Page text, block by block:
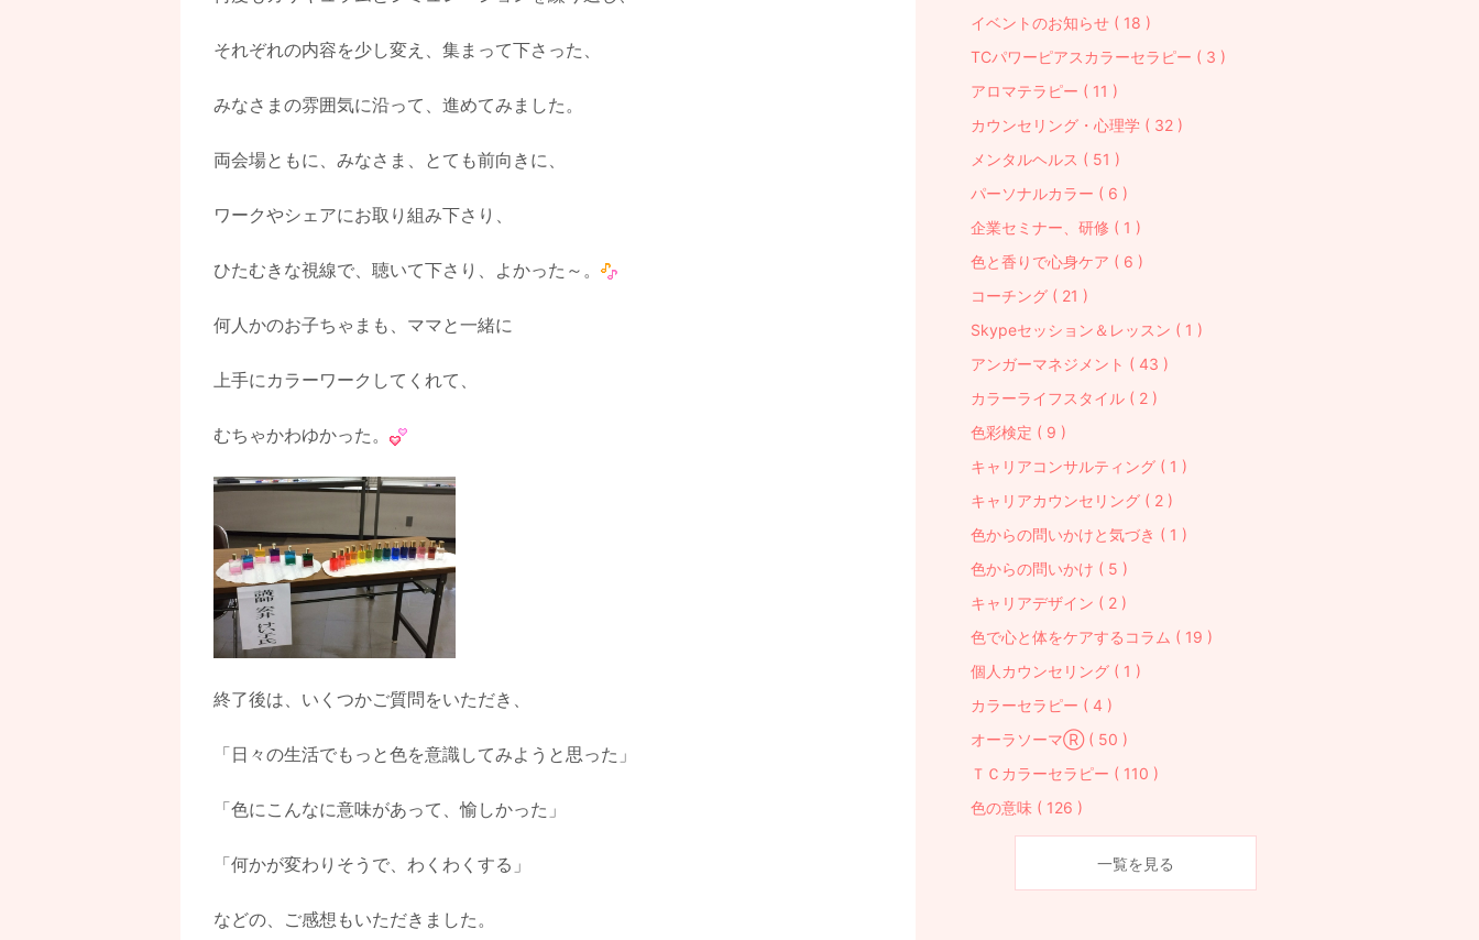
それぞれの内容を少し変え、集まって下さった、
みなさまの雰囲気に沿って、進めてみました。
両会場ともに、みなさま、とても前向きに、
ワークやシェアにお取り組み下さり、
ひたむきな視線で、聴いて下さり、よかった～。
何人かのお子ちゃまも、ママと一緒に
上手にカラーワークしてくれて、
むちゃかわゆかった。
終了後は、いくつかご質問をいただき、
「日々の生活でもっと色を意識してみようと思った」
「色にこんなに意味があって、愉しかった」
「何かが変わりそうで、わくわくする」
などの、ご感想もいただきました。
イベントのお知らせ ( 18 )
TCパワーピアスカラーセラピー ( 3 )
アロマテラピー ( 11 )
カウンセリング・心理学 ( 32 )
メンタルヘルス ( 51 )
パーソナルカラー ( 6 )
企業セミナー、研修 ( 1 )
色と香りで心身ケア ( 6 )
コーチング ( 21 )
Skypeセッション＆レッスン ( 1 )
アンガーマネジメント ( 43 )
カラーライフスタイル ( 2 )
色彩検定 ( 9 )
キャリアコンサルティング ( 1 )
キャリアカウンセリング ( 2 )
色からの問いかけと気づき ( 1 )
色からの問いかけ ( 5 )
キャリアデザイン ( 2 )
色で心と体をケアするコラム ( 19 )
個人カウンセリング ( 1 )
カラーセラピー ( 4 )
オーラソーマⓇ ( 50 )
ＴＣカラーセラピー ( 110 )
色の意味 ( 126 )
一覧を見る